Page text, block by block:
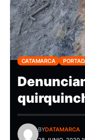
CATAMARCA
BYDATAMARCA